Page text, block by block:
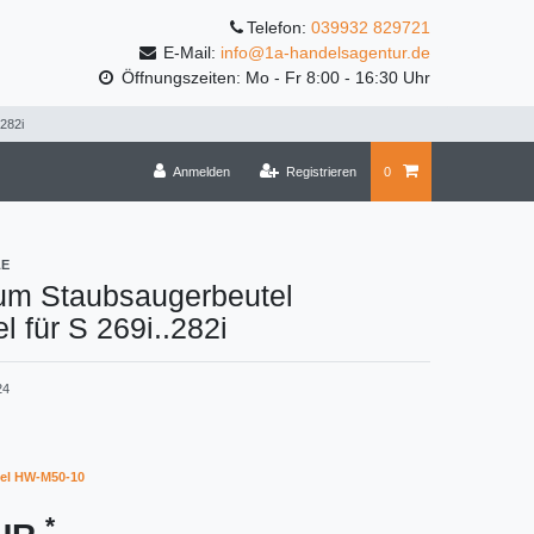
Telefon: 039932 829721
E-Mail: info@1a-handelsagentur.de
Öffnungszeiten: Mo - Fr 8:00 - 16:30 Uhr
Anmelden Registrieren 0
Staubsaugerbeutel
für S 269i..282i
HW-M50-10
*